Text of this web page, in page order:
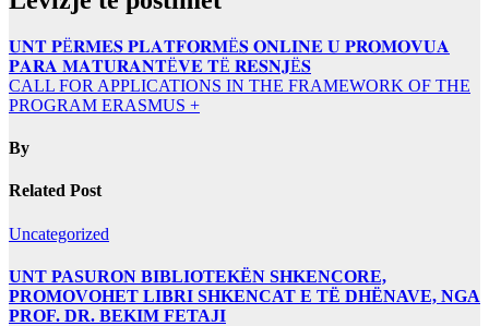
𝐔𝐍𝐓 𝐏Ë𝐑𝐌𝐄𝐒 𝐏𝐋𝐀𝐓𝐅𝐎𝐑𝐌Ë𝐒 𝐎𝐍𝐋𝐈𝐍𝐄 𝐔 𝐏𝐑𝐎𝐌𝐎𝐕𝐔𝐀
𝐏𝐀𝐑𝐀 𝐌𝐀𝐓𝐔𝐑𝐀𝐍𝐓Ë𝐕𝐄 𝐓Ë 𝐑𝐄𝐒𝐍𝐉Ë𝐒
CALL FOR APPLICATIONS IN THE FRAMEWORK OF THE
PROGRAM ERASMUS +
By
Related Post
Uncategorized
UNT PASURON BIBLIOTEKËN SHKENCORE,
PROMOVOHET LIBRI SHKENCAT E TË DHËNAVE, NGA
PROF. DR. BEKIM FETAJI